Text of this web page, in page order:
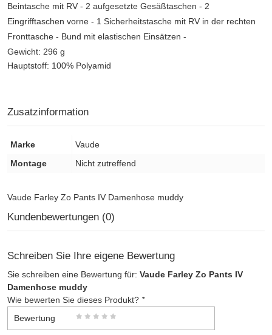
Beintasche mit RV - 2 aufgesetzte Gesäßtaschen - 2
Eingrifftaschen vorne - 1 Sicherheitstasche mit RV in der rechten
Fronttasche - Bund mit elastischen Einsätzen -
Gewicht: 296 g
Hauptstoff: 100% Polyamid
Zusatzinformation
Marke
Vaude
Montage
Nicht zutreffend
Vaude Farley Zo Pants IV Damenhose muddy
Kundenbewertungen (0)
Schreiben Sie Ihre eigene Bewertung
Sie schreiben eine Bewertung für: Vaude Farley Zo Pants IV
Damenhose muddy
Wie bewerten Sie dieses Produkt? *
Bewertung